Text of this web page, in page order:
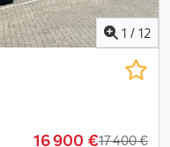
1 / 12
16 900 €17 400 €